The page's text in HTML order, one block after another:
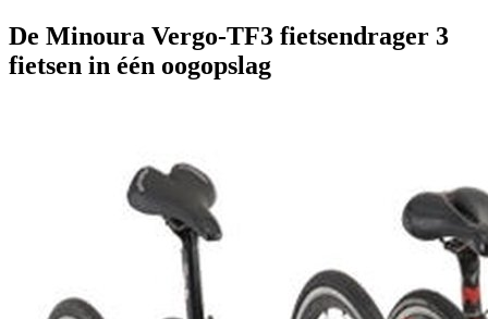
De Minoura Vergo-TF3 fietsendrager 3
fietsen in één oogopslag